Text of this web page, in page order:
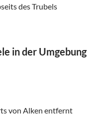
des Trubels
in der Umgebung
von Alken entfernt